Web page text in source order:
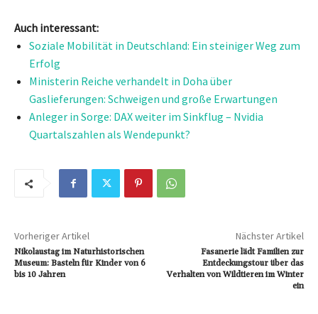
Auch interessant:
Soziale Mobilität in Deutschland: Ein steiniger Weg zum
Erfolg
Ministerin Reiche verhandelt in Doha über
Gaslieferungen: Schweigen und große Erwartungen
Anleger in Sorge: DAX weiter im Sinkflug – Nvidia
Quartalszahlen als Wendepunkt?
Vorheriger Artikel
Nikolaustag im Naturhistorischen
Museum: Basteln für Kinder von 6
bis 10 Jahren
Nächster Artikel
Fasanerie lädt Familien zur
Entdeckungstour über das
Verhalten von Wildtieren im Winter
ein